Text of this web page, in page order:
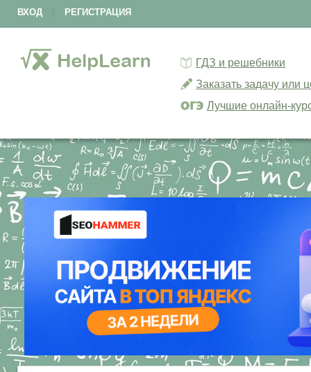
ВХОД РЕГИСТРАЦИЯ
ГДЗ и решебники
Заказать задачу или
Лучшие онлайн-